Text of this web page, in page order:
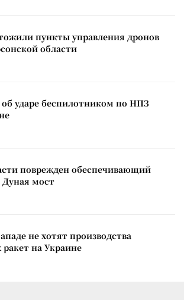
пункты управления дронов
области
ударе беспилотником по НПЗ
поврежден обеспечивающий
мост
не хотят производства
на Украине